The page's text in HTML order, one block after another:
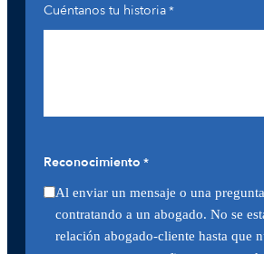
Cuéntanos tu historia*
Reconocimiento *
Al enviar un mensaje o una
contratando a un abogado. No se
relación abogado-cliente hasta que